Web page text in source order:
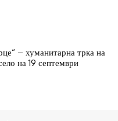
– хуманитарна трка на
на 19 септември